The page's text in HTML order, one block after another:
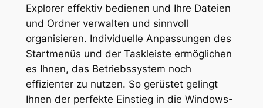
Explorer effektiv bedienen und Ihre Dateien
und Ordner verwalten und sinnvoll
organisieren. Individuelle Anpassungen des
Startmenüs und der Taskleiste ermöglichen
es Ihnen, das Betriebssystem noch
effizienter zu nutzen. So gerüstet gelingt
Ihnen der perfekte Einstieg in die Windows-